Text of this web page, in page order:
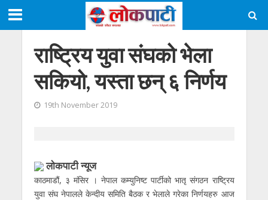
राष्ट्रिय युवा संघको भेला
सकियो, यस्ता छन् ६ निर्णय
19th November 2019
लाेकपाटी न्यूज
काठमाडौं, ३ मंसिर । नेपाल कम्युनिष्ट पार्टीको भातृ संगठन राष्ट्रिय
युवा संघ नेपालले केन्दीय समिति बैठक र भेलाले गरेका निर्णयहरु आज